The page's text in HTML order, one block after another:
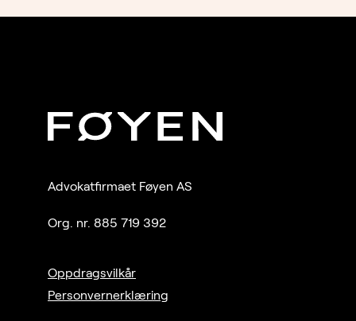
Advokatfirmaet Føyen AS
Org. nr. 885 719 392
Oppdragsvilkår
Personvernerklæring